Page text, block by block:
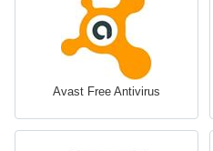
Avast Free Antivirus